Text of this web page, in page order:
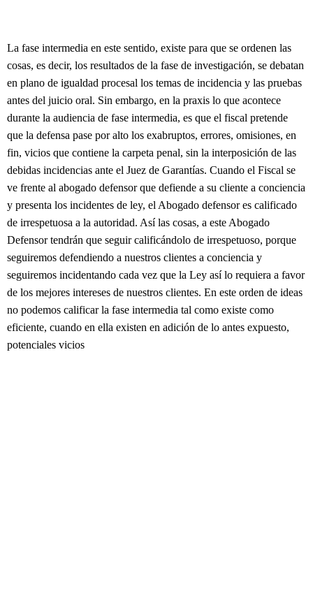
La fase intermedia en este sentido, existe para que se ordenen las
cosas, es decir, los resultados de la fase de investigación, se debatan
en plano de igualdad procesal los temas de incidencia y las pruebas
antes del juicio oral. Sin embargo, en la praxis lo que acontece
durante la audiencia de fase intermedia, es que el fiscal pretende
que la defensa pase por alto los exabruptos, errores, omisiones, en
fin, vicios que contiene la carpeta penal, sin la interposición de las
debidas incidencias ante el Juez de Garantías. Cuando el Fiscal se
ve frente al abogado defensor que defiende a su cliente a conciencia
y presenta los incidentes de ley, el Abogado defensor es calificado
de irrespetuosa a la autoridad. Así las cosas, a este Abogado
Defensor tendrán que seguir calificándolo de irrespetuoso, porque
seguiremos defendiendo a nuestros clientes a conciencia y
seguiremos incidentando cada vez que la Ley así lo requiera a favor
de los mejores intereses de nuestros clientes. En este orden de ideas
no podemos calificar la fase intermedia tal como existe como
eficiente, cuando en ella existen en adición de lo antes expuesto,
potenciales vicios